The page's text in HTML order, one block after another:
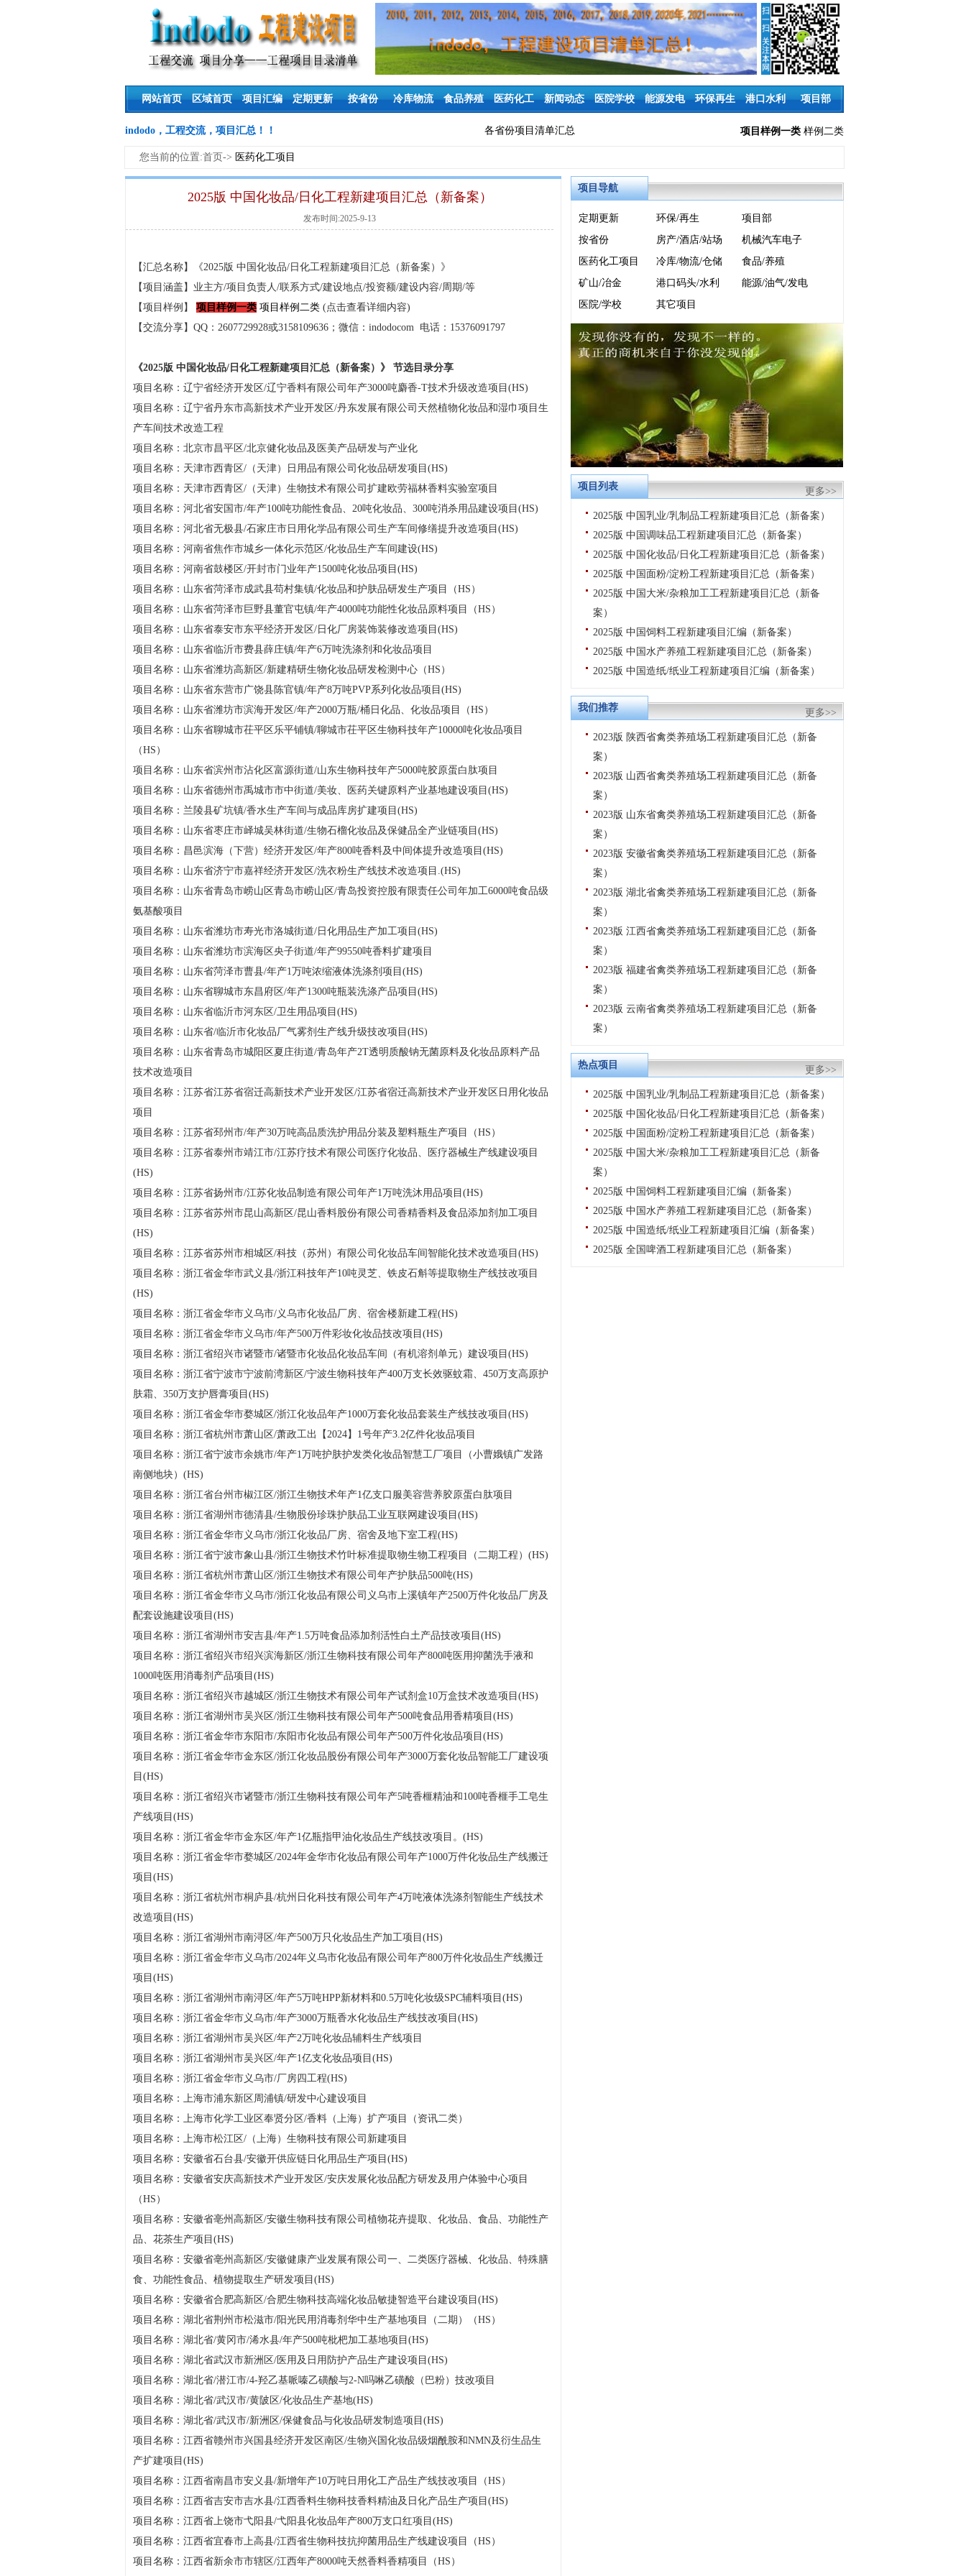
网站首页 区域首页 项目汇编 定期更新 按省份 冷库物流 食品养殖 医药化工 新闻动态 医院学校 能源发电 环保再生 港口水利 项目部
indodo，工程交流，项目汇总！！ 各省份项目清单汇总 项目样例一类 样例二类
您当前的位置:首页-> 医药化工项目
2025版 中国化妆品/日化工程新建项目汇总（新备案）
发布时间:2025-9-13
【汇总名称】《2025版 中国化妆品/日化工程新建项目汇总（新备案）》
【项目涵盖】业主方/项目负责人/联系方式/建设地点/投资额/建设内容/周期/等
【项目样例】 项目样例一类 项目样例二类 (点击查看详细内容)
【交流分享】QQ：2607729928或3158109636；微信：indodocom 电话：15376091797
《2025版 中国化妆品/日化工程新建项目汇总（新备案）》 节选目录分享
项目名称：辽宁省经济开发区/辽宁香料有限公司年产3000吨麝香-T技术升级改造项目(HS)
项目名称：辽宁省丹东市高新技术产业开发区/丹东发展有限公司天然植物化妆品和湿巾项目生
产车间技术改造工程
项目名称：北京市昌平区/北京健化妆品及医美产品研发与产业化
项目名称：天津市西青区/（天津）日用品有限公司化妆品研发项目(HS)
项目名称：天津市西青区/（天津）生物技术有限公司扩建欧劳福林香料实验室项目
项目名称：河北省安国市/年产100吨功能性食品、20吨化妆品、300吨消杀用品建设项目(HS)
项目名称：河北省无极县/石家庄市日用化学品有限公司生产车间修缮提升改造项目(HS)
项目名称：河南省焦作市城乡一体化示范区/化妆品生产车间建设(HS)
项目名称：河南省鼓楼区/开封市门业年产1500吨化妆品项目(HS)
项目名称：山东省菏泽市成武县苟村集镇/化妆品和护肤品研发生产项目（HS）
项目名称：山东省菏泽市巨野县董官屯镇/年产4000吨功能性化妆品原料项目（HS）
项目名称：山东省泰安市东平经济开发区/日化厂房装饰装修改造项目(HS)
项目名称：山东省临沂市费县薛庄镇/年产6万吨洗涤剂和化妆品项目
项目名称：山东省潍坊高新区/新建精研生物化妆品研发检测中心（HS）
项目名称：山东省东营市广饶县陈官镇/年产8万吨PVP系列化妆品项目(HS)
项目名称：山东省潍坊市滨海开发区/年产2000万瓶/桶日化品、化妆品项目（HS）
项目名称：山东省聊城市茌平区乐平铺镇/聊城市茌平区生物科技年产10000吨化妆品项目
（HS）
项目名称：山东省滨州市沾化区富源街道/山东生物科技年产5000吨胶原蛋白肽项目
项目名称：山东省德州市禹城市市中街道/美妆、医药关键原料产业基地建设项目(HS)
项目名称：兰陵县矿坑镇/香水生产车间与成品库房扩建项目(HS)
项目名称：山东省枣庄市峄城吴林街道/生物石榴化妆品及保健品全产业链项目(HS)
项目名称：昌邑滨海（下营）经济开发区/年产800吨香料及中间体提升改造项目(HS)
项目名称：山东省济宁市嘉祥经济开发区/洗衣粉生产线技术改造项目.(HS)
项目名称：山东省青岛市崂山区青岛市崂山区/青岛投资控股有限责任公司年加工6000吨食品级
氨基酸项目
项目名称：山东省潍坊市寿光市洛城街道/日化用品生产加工项目(HS)
项目名称：山东省潍坊市滨海区央子街道/年产99550吨香料扩建项目
项目名称：山东省菏泽市曹县/年产1万吨浓缩液体洗涤剂项目(HS)
项目名称：山东省聊城市东昌府区/年产1300吨瓶装洗涤产品项目(HS)
项目名称：山东省临沂市河东区/卫生用品项目(HS)
项目名称：山东省/临沂市化妆品厂气雾剂生产线升级技改项目(HS)
项目名称：山东省青岛市城阳区夏庄街道/青岛年产2T透明质酸钠无菌原料及化妆品原料产品
技术改造项目
项目名称：江苏省江苏省宿迁高新技术产业开发区/江苏省宿迁高新技术产业开发区日用化妆品
项目
项目名称：江苏省邳州市/年产30万吨高品质洗护用品分装及塑料瓶生产项目（HS）
项目名称：江苏省泰州市靖江市/江苏疗技术有限公司医疗化妆品、医疗器械生产线建设项目
(HS)
项目名称：江苏省扬州市/江苏化妆品制造有限公司年产1万吨洗沐用品项目(HS)
项目名称：江苏省苏州市昆山高新区/昆山香料股份有限公司香精香料及食品添加剂加工项目
(HS)
项目名称：江苏省苏州市相城区/科技（苏州）有限公司化妆品车间智能化技术改造项目(HS)
项目名称：浙江省金华市武义县/浙江科技年产10吨灵芝、铁皮石斛等提取物生产线技改项目
(HS)
项目名称：浙江省金华市义乌市/义乌市化妆品厂房、宿舍楼新建工程(HS)
项目名称：浙江省金华市义乌市/年产500万件彩妆化妆品技改项目(HS)
项目名称：浙江省绍兴市诸暨市/诸暨市化妆品化妆品车间（有机溶剂单元）建设项目(HS)
项目名称：浙江省宁波市宁波前湾新区/宁波生物科技年产400万支长效驱蚊霜、450万支高原护
肤霜、350万支护唇膏项目(HS)
项目名称：浙江省金华市婺城区/浙江化妆品年产1000万套化妆品套装生产线技改项目(HS)
项目名称：浙江省杭州市萧山区/萧政工出【2024】1号年产3.2亿件化妆品项目
项目名称：浙江省宁波市余姚市/年产1万吨护肤护发类化妆品智慧工厂项目（小曹娥镇广发路
南侧地块）(HS)
项目名称：浙江省台州市椒江区/浙江生物技术年产1亿支口服美容营养胶原蛋白肽项目
项目名称：浙江省湖州市德清县/生物股份珍珠护肤品工业互联网建设项目(HS)
项目名称：浙江省金华市义乌市/浙江化妆品厂房、宿舍及地下室工程(HS)
项目名称：浙江省宁波市象山县/浙江生物技术竹叶标准提取物生物工程项目（二期工程）(HS)
项目名称：浙江省杭州市萧山区/浙江生物技术有限公司年产护肤品500吨(HS)
项目名称：浙江省金华市义乌市/浙江化妆品有限公司义乌市上溪镇年产2500万件化妆品厂房及
配套设施建设项目(HS)
项目名称：浙江省湖州市安吉县/年产1.5万吨食品添加剂活性白土产品技改项目(HS)
项目名称：浙江省绍兴市绍兴滨海新区/浙江生物科技有限公司年产800吨医用抑菌洗手液和
1000吨医用消毒剂产品项目(HS)
项目名称：浙江省绍兴市越城区/浙江生物技术有限公司年产试剂盒10万盒技术改造项目(HS)
项目名称：浙江省湖州市吴兴区/浙江生物科技有限公司年产500吨食品用香精项目(HS)
项目名称：浙江省金华市东阳市/东阳市化妆品有限公司年产500万件化妆品项目(HS)
项目名称：浙江省金华市金东区/浙江化妆品股份有限公司年产3000万套化妆品智能工厂建设项
目(HS)
项目名称：浙江省绍兴市诸暨市/浙江生物科技有限公司年产5吨香榧精油和100吨香榧手工皂生
产线项目(HS)
项目名称：浙江省金华市金东区/年产1亿瓶指甲油化妆品生产线技改项目。(HS)
项目名称：浙江省金华市婺城区/2024年金华市化妆品有限公司年产1000万件化妆品生产线搬迁
项目(HS)
项目名称：浙江省杭州市桐庐县/杭州日化科技有限公司年产4万吨液体洗涤剂智能生产线技术
改造项目(HS)
项目名称：浙江省湖州市南浔区/年产500万只化妆品生产加工项目(HS)
项目名称：浙江省金华市义乌市/2024年义乌市化妆品有限公司年产800万件化妆品生产线搬迁
项目(HS)
项目名称：浙江省湖州市南浔区/年产5万吨HPP新材料和0.5万吨化妆级SPC辅料项目(HS)
项目名称：浙江省金华市义乌市/年产3000万瓶香水化妆品生产线技改项目(HS)
项目名称：浙江省湖州市吴兴区/年产2万吨化妆品辅料生产线项目
项目名称：浙江省湖州市吴兴区/年产1亿支化妆品项目(HS)
项目名称：浙江省金华市义乌市/厂房四工程(HS)
项目名称：上海市浦东新区周浦镇/研发中心建设项目
项目名称：上海市化学工业区奉贤分区/香料（上海）扩产项目（资讯二类）
项目名称：上海市松江区/（上海）生物科技有限公司新建项目
项目名称：安徽省石台县/安徽开供应链日化用品生产项目(HS)
项目名称：安徽省安庆高新技术产业开发区/安庆发展化妆品配方研发及用户体验中心项目
（HS）
项目名称：安徽省亳州高新区/安徽生物科技有限公司植物花卉提取、化妆品、食品、功能性产
品、花茶生产项目(HS)
项目名称：安徽省亳州高新区/安徽健康产业发展有限公司一、二类医疗器械、化妆品、特殊膳
食、功能性食品、植物提取生产研发项目(HS)
项目名称：安徽省合肥高新区/合肥生物科技高端化妆品敏捷智造平台建设项目(HS)
项目名称：湖北省荆州市松滋市/阳光民用消毒剂华中生产基地项目（二期）（HS）
项目名称：湖北省/黄冈市/浠水县/年产500吨枇杷加工基地项目(HS)
项目名称：湖北省武汉市新洲区/医用及日用防护产品生产建设项目(HS)
项目名称：湖北省/潜江市/4-羟乙基哌嗪乙磺酸与2-N吗啉乙磺酸（巴粉）技改项目
项目名称：湖北省/武汉市/黄陂区/化妆品生产基地(HS)
项目名称：湖北省/武汉市/新洲区/保健食品与化妆品研发制造项目(HS)
项目名称：江西省赣州市兴国县经济开发区南区/生物兴国化妆品级烟酰胺和NMN及衍生品生
产扩建项目(HS)
项目名称：江西省南昌市安义县/新增年产10万吨日用化工产品生产线技改项目（HS）
项目名称：江西省吉安市吉水县/江西香料生物科技香料精油及日化产品生产项目(HS)
项目名称：江西省上饶市弋阳县/弋阳县化妆品年产800万支口红项目(HS)
项目名称：江西省宜春市上高县/江西省生物科技抗抑菌用品生产线建设项目（HS）
项目名称：江西省新余市市辖区/江西年产8000吨天然香料香精项目（HS）
项目导航
定期更新 环保/再生
项目部
按省份
房产/酒店/站场
机械汽车电子
医药化工项目
冷库/物流/仓储
食品/养殖
矿山/冶金
港口码头/水利
能源/油气/发电
医院/学校
其它项目
更多>>
项目列表
2025版 中国乳业/乳制品工程新建项目汇总（新备案）
2025版 中国调味品工程新建项目汇总（新备案）
2025版 中国化妆品/日化工程新建项目汇总（新备案）
2025版 中国面粉/淀粉工程新建项目汇总（新备案）
2025版 中国大米/杂粮加工工程新建项目汇总（新备
案）
2025版 中国饲料工程新建项目汇编（新备案）
2025版 中国水产养殖工程新建项目汇总（新备案）
2025版 中国造纸/纸业工程新建项目汇编（新备案）
更多>>
我们推荐
2023版 陕西省禽类养殖场工程新建项目汇总（新备
案）
2023版 山西省禽类养殖场工程新建项目汇总（新备
案）
2023版 山东省禽类养殖场工程新建项目汇总（新备
案）
2023版 安徽省禽类养殖场工程新建项目汇总（新备
案）
2023版 湖北省禽类养殖场工程新建项目汇总（新备
案）
2023版 江西省禽类养殖场工程新建项目汇总（新备
案）
2023版 福建省禽类养殖场工程新建项目汇总（新备
案）
2023版 云南省禽类养殖场工程新建项目汇总（新备
案）
更多>>
热点项目
2025版 中国乳业/乳制品工程新建项目汇总（新备案）
2025版 中国化妆品/日化工程新建项目汇总（新备案）
2025版 中国面粉/淀粉工程新建项目汇总（新备案）
2025版 中国大米/杂粮加工工程新建项目汇总（新备
案）
2025版 中国饲料工程新建项目汇编（新备案）
2025版 中国水产养殖工程新建项目汇总（新备案）
2025版 中国造纸/纸业工程新建项目汇编（新备案）
2025版 全国啤酒工程新建项目汇总（新备案）